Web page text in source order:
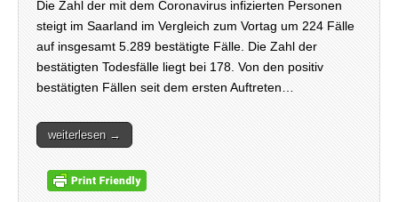
Die Zahl der mit dem Coronavirus infizierten Personen
steigt im Saarland im Vergleich zum Vortag um 224 Fälle
auf insgesamt 5.289 bestätigte Fälle. Die Zahl der
bestätigten Todesfälle liegt bei 178. Von den positiv
bestätigten Fällen seit dem ersten Auftreten…
weiterlesen →